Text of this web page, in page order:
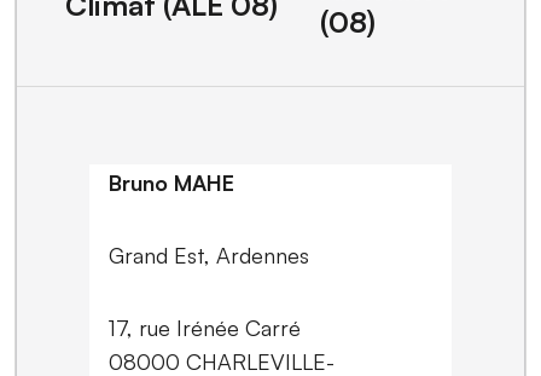
(08)
Bruno MAHE
Grand Est, Ardennes
17, rue Irénée Carré
08000 CHARLEVILLE-